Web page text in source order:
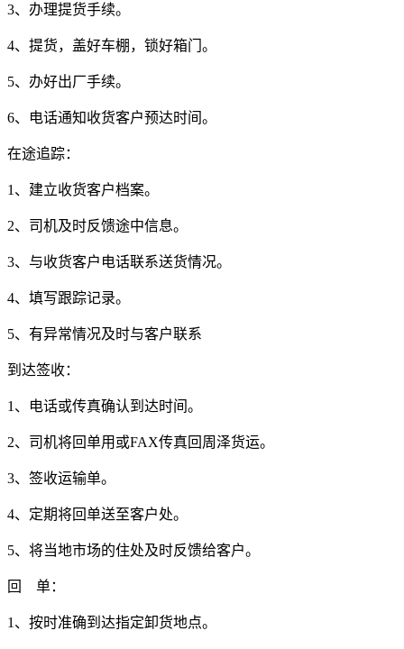
3、办理提货手续。
4、提货，盖好车棚，锁好箱门。
5、办好出厂手续。
6、电话通知收货客户预达时间。
在途追踪：
1 、建立收货客户档案。
2、司机及时反馈途中信息。
3、与收货客户电话联系送货情况。
4、填写跟踪记录。
5、有异常情况及时与客户联系
到达签收：
1 、电话或传真确认到达时间。
2、司机将回单用或FAX传真回周泽货运。
3、签收运输单。
4、定期将回单送至客户处。
5、将当地市场的住处及时反馈给客户。
回 单：
1 、按时准确到达指定卸货地点。